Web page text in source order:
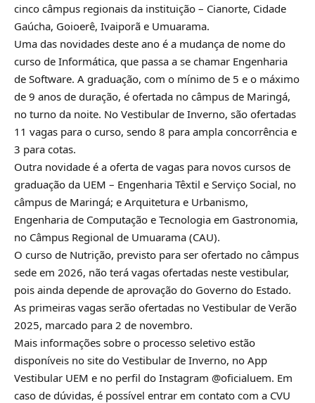
cinco câmpus regionais da instituição – Cianorte, Cidade
Gaúcha, Goioerê, Ivaiporã e Umuarama.
Uma das novidades deste ano é a mudança de nome do
curso de Informática, que passa a se chamar Engenharia
de Software. A graduação, com o mínimo de 5 e o máximo
de 9 anos de duração, é ofertada no câmpus de Maringá,
no turno da noite. No Vestibular de Inverno, são ofertadas
11 vagas para o curso, sendo 8 para ampla concorrência e
3 para cotas.
Outra novidade é a oferta de vagas para novos cursos de
graduação da UEM – Engenharia Têxtil e Serviço Social, no
câmpus de Maringá; e Arquitetura e Urbanismo,
Engenharia de Computação e Tecnologia em Gastronomia,
no Câmpus Regional de Umuarama (CAU).
O curso de Nutrição, previsto para ser ofertado no câmpus
sede em 2026, não terá vagas ofertadas neste vestibular,
pois ainda depende de aprovação do Governo do Estado.
As primeiras vagas serão ofertadas no Vestibular de Verão
2025, marcado para 2 de novembro.
Mais informações sobre o processo seletivo estão
disponíveis no site do Vestibular de Inverno, no App
Vestibular UEM e no perfil do Instagram @oficialuem. Em
caso de dúvidas, é possível entrar em contato com a CVU